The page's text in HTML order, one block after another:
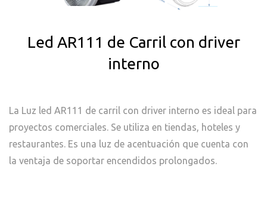
Led AR111 de Carril con driver
interno
La Luz led AR111 de carril con driver interno es ideal para
proyectos comerciales. Se utiliza en tiendas, hoteles y
restaurantes. Es una luz de acentuación que cuenta con
la ventaja de soportar encendidos prolongados.